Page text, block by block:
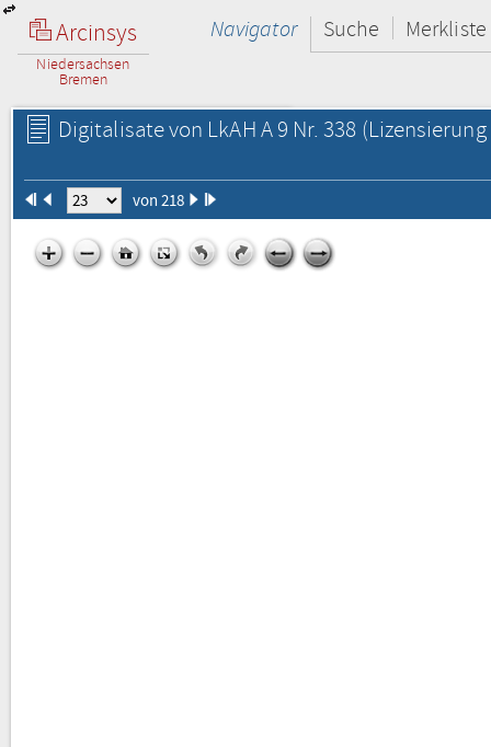
Arcinsys
Niedersachsen
Bremen
Navigator Suche Merkliste
Digitalisate von LkAH A 9 Nr. 338
von 218